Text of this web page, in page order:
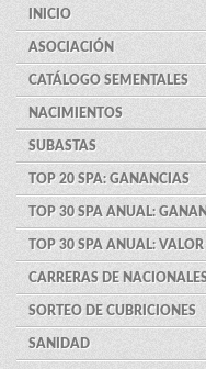
INICIO
ASOCIACIÓN
CATÁLOGO SEMENTALES
NACIMIENTOS
SUBASTAS
TOP 20 SPA: GANANCIAS
TOP 30 SPA ANUAL:
TOP 30 SPA ANUAL: VALOR
CARRERAS DE
SORTEO DE CUBRICIONES
SANIDAD